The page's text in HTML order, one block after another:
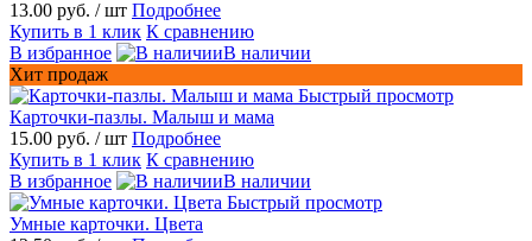
13.00 руб. / шт Подробнее
Купить в 1 клик К сравнению
В избранное
В наличии
Хит продаж
Быстрый просмотр
Карточки-пазлы. Малыш и мама
15.00 руб. / шт Подробнее
Купить в 1 клик К сравнению
В избранное
В наличии
Быстрый просмотр
Умные карточки. Цвета